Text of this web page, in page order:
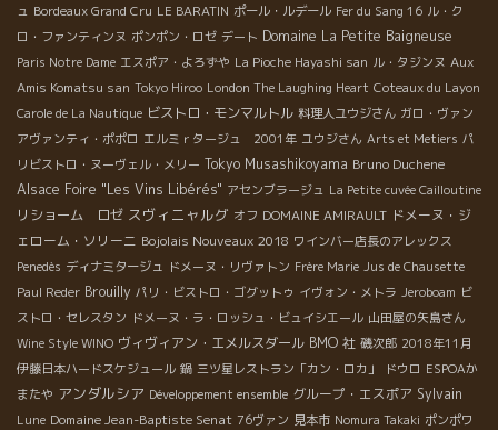
ュ Bordeaux Grand Cru LE BARATIN ポール・ルデール Fer du Sang 16 ル・ク
ロ・ファンティンヌ ポンポン・ロゼ デート Domaine La Petite Baigneuse
Paris Notre Dame エスポア・よろずや La Pioche Hayashi san ル・タジンヌ Aux
Amis Komatsu san Tokyo Hiroo London The Laughing Heart Coteaux du Layon
Carole de La Nautique ビストロ・モンマルトル 料理人ユウジさん ガロ・ヴァン
アヴァンティ・ポポロ エルミｒタージュ 2001年 ユウジさん Arts et Metiers パ
リビストロ・ヌーヴェル・メリー Tokyo Musashikoyama Bruno Duchene
Alsace Foire "Les Vins Libérés" アセンブラージュ La Petite cuvée Cailloutine
リショーム ロゼ スヴィニャルグ オフ DOMAINE AMIRAULT ドメーヌ・ジ
ェローム・ソリーニ Bojolais Nouveaux 2018 ワインバー店長のアレックス
Penedès ディナミタージュ ドメーヌ・リヴァトン Frère Marie Jus de Chausette
Paul Reder Brouilly パリ・ビストロ・ゴグットゥ イヴォン・メトラ Jeroboam ビ
ストロ・セレスタン ドメーヌ・ラ・ロッシュ・ビュイシエール 山田屋の矢島さん
Wine Style WINO ヴィヴィアン・エメルスダール BMO 社 磯次郎 2018年11月
伊藤日本ハードスケジュール 鍋 三ツ星レストラン「カン・ロカ」 ドウロ ESPOAか
またや アンダルシア Développement ensemble グループ・エスポア Sylvain
Lune Domaine Jean-Baptiste Senat 76ヴァン 見本市 Nomura Takaki ポンポワ